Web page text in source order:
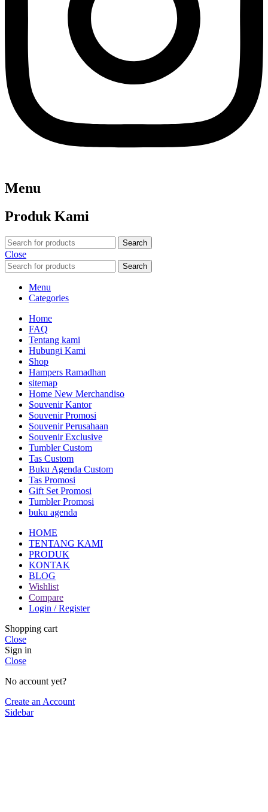
Menu
Produk Kami
Search
Close
Search
Menu
Categories
Home
FAQ
Tentang kami
Hubungi Kami
Shop
Hampers Ramadhan
sitemap
Home New Merchandiso
Souvenir Kantor
Souvenir Promosi
Souvenir Perusahaan
Souvenir Exclusive
Tumbler Custom
Tas Custom
Buku Agenda Custom
Tas Promosi
Gift Set Promosi
Tumbler Promosi
buku agenda
HOME
TENTANG KAMI
PRODUK
KONTAK
BLOG
Wishlist
Compare
Login / Register
Shopping cart
Close
Sign in
Close
No account yet?
Create an Account
Sidebar